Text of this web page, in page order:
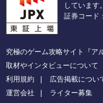
しています。
証券コード
究極のゲーム攻略サイト『ア
取材やインタビューについて
利用規約
広告掲載につい
運営会社
ライター募集